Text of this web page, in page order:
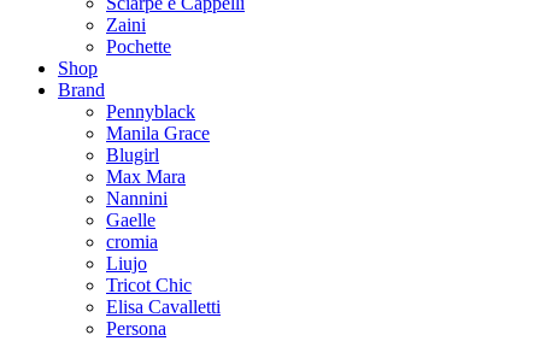
Zaini
Pochette
Shop
Brand
Pennyblack
Manila Grace
Blugirl
Max Mara
Nannini
Gaelle
cromia
Liujo
Tricot Chic
Elisa Cavalletti
Persona